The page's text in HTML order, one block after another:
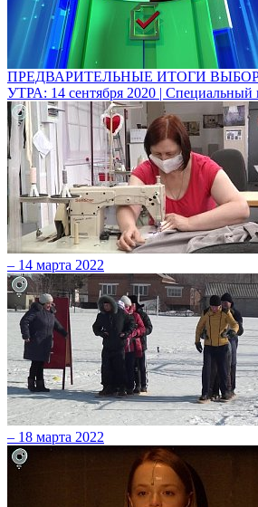
ПРЕДВАРИТЕЛЬНЫЕ ИТОГИ
УТРА: 14 сентября 2020 | Специальный
– 14 марта 2022
– 18 марта 2022